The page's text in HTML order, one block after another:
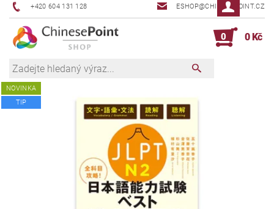
+420 604 131 128 ESHOP@CHINESEPOINT.CZ
0 0 Kč
NOVINKA
TIP